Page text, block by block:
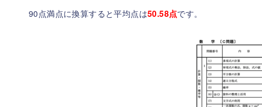
90点満点に換算すると平均点は50.58点です。